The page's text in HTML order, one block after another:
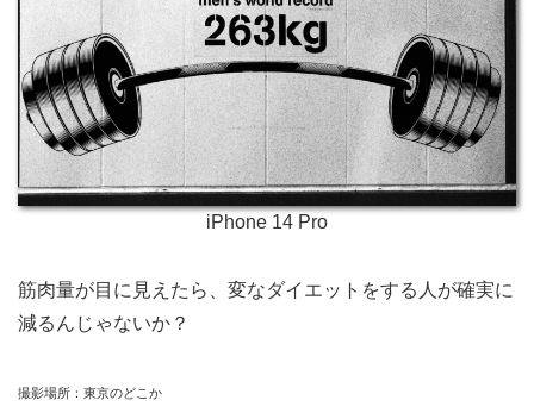
iPhone 14 Pro
筋肉量が目に見えたら、変なダイエットをする人が確実に
減るんじゃないか？
撮影場所：東京のどこか